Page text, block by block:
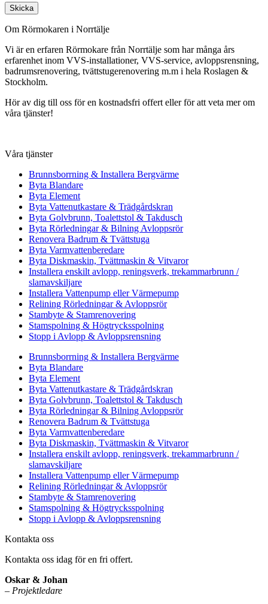
Skicka
Om Rörmokaren i Norrtälje
Vi är en erfaren Rörmokare från Norrtälje som har många års
erfarenhet inom VVS-installationer, VVS-service, avloppsrensning,
badrumsrenovering, tvättstugerenovering m.m i hela Roslagen &
Stockholm.
Hör av dig till oss för en kostnadsfri offert eller för att veta mer om
våra tjänster!
Våra tjänster
Brunnsborrning & Installera Bergvärme
Byta Blandare
Byta Element
Byta Vattenutkastare & Trädgårdskran
Byta Golvbrunn, Toalettstol & Takdusch
Byta Rörledningar & Bilning Avloppsrör
Renovera Badrum & Tvättstuga
Byta Varmvattenberedare
Byta Diskmaskin, Tvättmaskin & Vitvaror
Installera enskilt avlopp, reningsverk, trekammarbrunn /
slamavskiljare
Installera Vattenpump eller Värmepump
Relining Rörledningar & Avloppsrör
Stambyte & Stamrenovering
Stamspolning & Högtrycksspolning
Stopp i Avlopp & Avloppsrensning
Brunnsborrning & Installera Bergvärme
Byta Blandare
Byta Element
Byta Vattenutkastare & Trädgårdskran
Byta Golvbrunn, Toalettstol & Takdusch
Byta Rörledningar & Bilning Avloppsrör
Renovera Badrum & Tvättstuga
Byta Varmvattenberedare
Byta Diskmaskin, Tvättmaskin & Vitvaror
Installera enskilt avlopp, reningsverk, trekammarbrunn /
slamavskiljare
Installera Vattenpump eller Värmepump
Relining Rörledningar & Avloppsrör
Stambyte & Stamrenovering
Stamspolning & Högtrycksspolning
Stopp i Avlopp & Avloppsrensning
Kontakta oss
Kontakta oss idag för en fri offert.
Oskar & Johan
– Projektledare